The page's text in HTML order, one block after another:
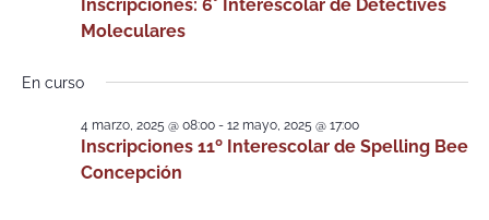
y
Inscripciones: 6° Interescolar de Detectives
Moleculares
En curso
Inscripciones 11º Interescolar de Spelling Bee
Concepción
4 marzo, 2025 @ 08:00- 12 mayo, 2025 @ 17:00